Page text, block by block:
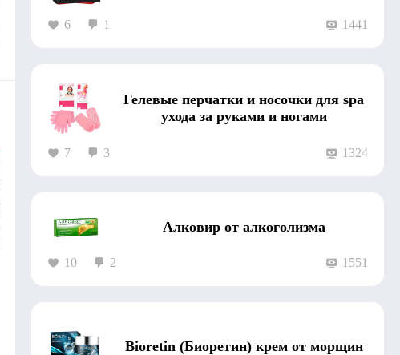
6 1 1441
Гелевые перчатки и носочки для spa
ухода за руками и ногами
7 3 1324
Алковир от алкоголизма
10 2 1551
Bioretin (Биоретин) крем от морщин